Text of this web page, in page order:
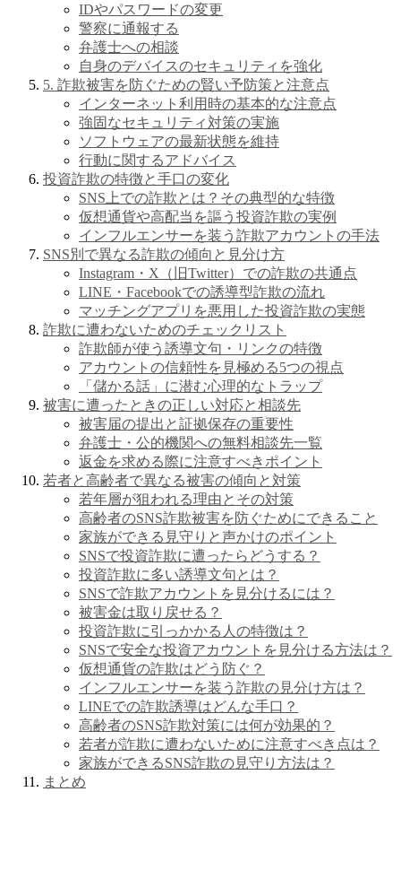
IDやパスワードの変更
警察に通報する
弁護士への相談
自身のデバイスのセキュリティを強化
5. 詐欺被害を防ぐための賢い予防策と注意点
インターネット利用時の基本的な注意点
強固なセキュリティ対策の実施
ソフトウェアの最新状態を維持
行動に関するアドバイス
投資詐欺の特徴と手口の変化
SNS上での詐欺とは？その典型的な特徴
仮想通貨や高配当を謳う投資詐欺の実例
インフルエンサーを装う詐欺アカウントの手法
SNS別で異なる詐欺の傾向と見分け方
Instagram・X（旧Twitter）での詐欺の共通点
LINE・Facebookでの誘導型詐欺の流れ
マッチングアプリを悪用した投資詐欺の実態
詐欺に遭わないためのチェックリスト
詐欺師が使う誘導文句・リンクの特徴
アカウントの信頼性を見極める5つの視点
「儲かる話」に潜む心理的なトラップ
被害に遭ったときの正しい対応と相談先
被害届の提出と証拠保存の重要性
弁護士・公的機関への無料相談先一覧
返金を求める際に注意すべきポイント
若者と高齢者で異なる被害の傾向と対策
若年層が狙われる理由とその対策
高齢者のSNS詐欺被害を防ぐためにできること
家族ができる見守りと声かけのポイント
SNSで投資詐欺に遭ったらどうする？
投資詐欺に多い誘導文句とは？
SNSで詐欺アカウントを見分けるには？
被害金は取り戻せる？
投資詐欺に引っかかる人の特徴は？
SNSで安全な投資アカウントを見分ける方法は？
仮想通貨の詐欺はどう防ぐ？
インフルエンサーを装う詐欺の見分け方は？
LINEでの詐欺誘導はどんな手口？
高齢者のSNS詐欺対策には何が効果的？
若者が詐欺に遭わないために注意すべき点は？
家族ができるSNS詐欺の見守り方法は？
まとめ